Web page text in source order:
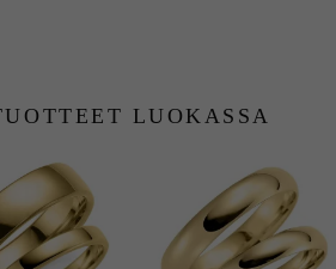
LUOKASSA